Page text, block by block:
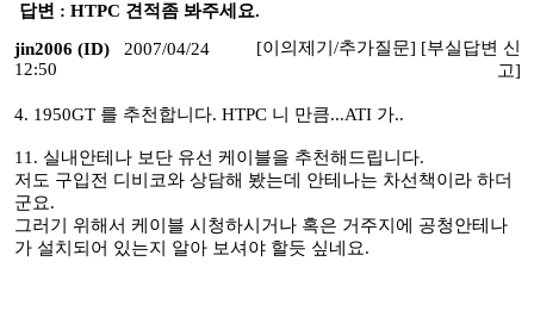
답변 : HTPC 견적좀 봐주세요.
jin2006 (ID)
2007/04/24
12:50
[이의제기/추가질문] [부실답변 신
고]
4. 1950GT 를 추천합니다. HTPC 니 만큼...ATI 가..
11. 실내안테나 보단 유선 케이블을 추천해드립니다.
저도 구입전 디비코와 상담해 봤는데 안테나는 차선책이라 하더
군요.
그러기 위해서 케이블 시청하시거나 혹은 거주지에 공청안테나
가 설치되어 있는지 알아 보셔야 할듯 싶네요.